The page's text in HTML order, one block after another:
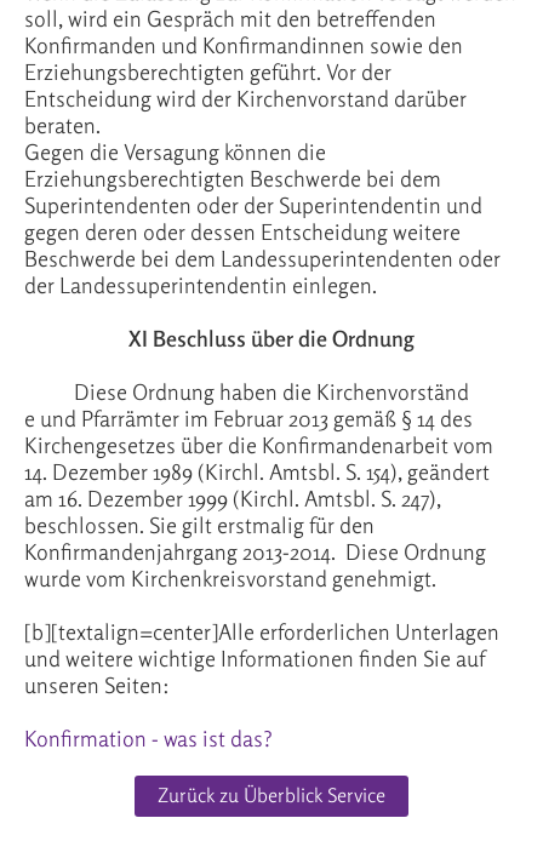
soll, wird ein Gespräch mit den betreffenden
Konfirmanden und Konfirmandinnen sowie den
Erziehungsberechtigten geführt. Vor der
Entscheidung wird der Kirchenvorstand darüber
beraten.
Gegen die Versagung können die
Erziehungsberechtigten Beschwerde bei dem
Superintendenten oder der Superintendentin und
gegen deren oder dessen Entscheidung weitere
Beschwerde bei dem Landessuperintendenten oder
der Landessuperintendentin einlegen.
XI Beschluss über die Ordnung
Diese Ordnung haben die Kirchenvorständ
e und Pfarrämter im Februar 2013 gemäß § 14 des
Kirchengesetzes über die Konfirmandenarbeit vom
14. Dezember 1989 (Kirchl. Amtsbl. S. 154), geändert
am 16. Dezember 1999 (Kirchl. Amtsbl. S. 247),
beschlossen. Sie gilt erstmalig für den
Konfirmandenjahrgang 2013-2014. Diese Ordnung
wurde vom Kirchenkreisvorstand genehmigt.
[b][textalign=center]Alle erforderlichen Unterlagen
und weitere wichtige Informationen finden Sie auf
unseren Seiten:
Konfirmation - was ist das?
Zurück zu Überblick Service